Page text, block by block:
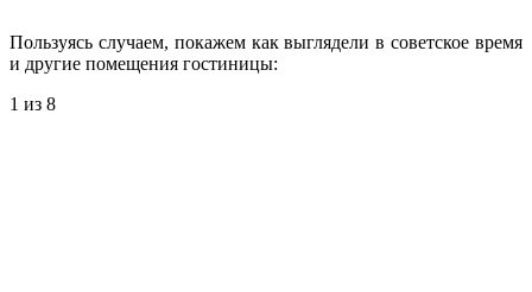
Пользуясь случаем, покажем как выглядели в советское время
и другие помещения гостиницы:
1 из 8